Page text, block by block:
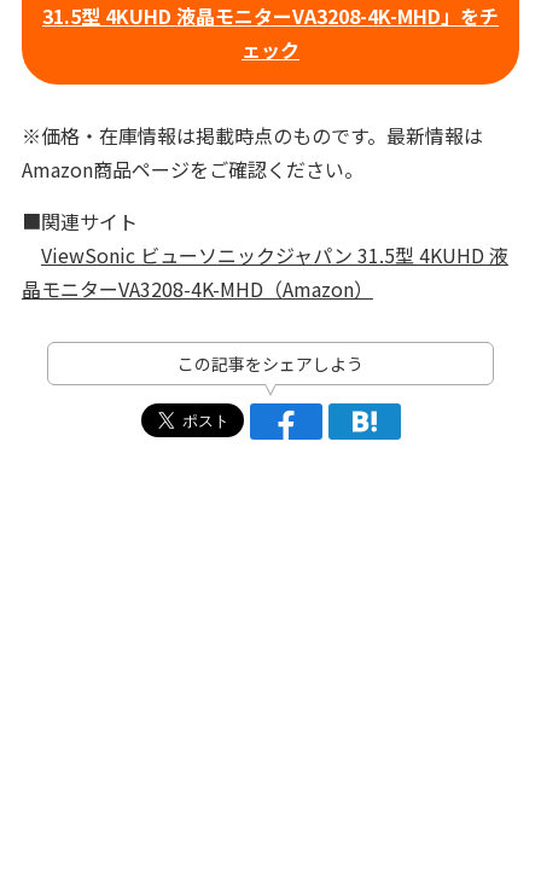
31.5型 4KUHD 液晶モニターVA3208-4K-MHD」をチ
ェック
※価格・在庫情報は掲載時点のものです。最新情報は
Amazon商品ページをご確認ください。
■関連サイト
ViewSonic ビューソニックジャパン 31.5型 4KUHD 液
晶モニターVA3208-4K-MHD（Amazon）
この記事をシェアしよう